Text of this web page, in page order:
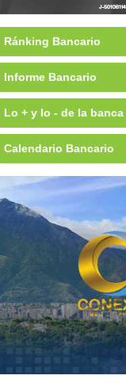
Ránking Bancario
Informe Bancario
Lo + y lo - de la banca
Calendario Bancario